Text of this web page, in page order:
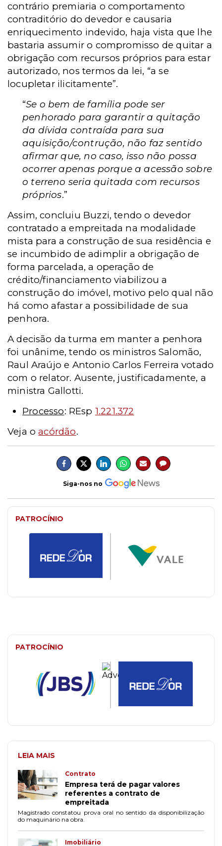
contrário premiaria o comportamento
contraditório do devedor e causaria
enriquecimento indevido, haja vista que lhe
bastaria assumir o compromisso de quitar a
obrigação com recursos próprios para estar
autorizado, nos termos da lei, “a se
locupletar ilicitamente”.
“Se o bem de família pode ser
penhorado para garantir a quitação
da dívida contraída para sua
aquisição/contrução, não faz sentido
afirmar que, no caso, isso não possa
ocorrer apenas porque a acessão sobre
o terreno seria quitada com recursos
próprios.”
Assim, concluiu Buzzi, tendo o devedor
contratado a empreitada na modalidade
mista para a construção de sua residência e
se incumbido de adimplir a obrigação de
forma parcelada, a operação de
crédito/financiamento viabilizou a
construção do imóvel, motivo pelo qual não
há como afastar a possibilidade de sua
penhora.
A decisão da turma em manter a penhora
foi unânime, tendo os ministros Salomão,
Raul Araújo e Antonio Carlos Ferreira votado
com o relator. Ausente, justificadamente, a
ministra Gallotti.
Processo: REsp 1.221.372
Veja oacórdão.
Siga-nos no
PATROCÍNIO
PATROCÍNIO
LEIA MAIS
Contrato
Empresa terá de pagar valores
referentes a contrato de
empreitada
Magistrado constatou prova oral no sentido da disponibilização
do maquinário na obra.
Imobiliário